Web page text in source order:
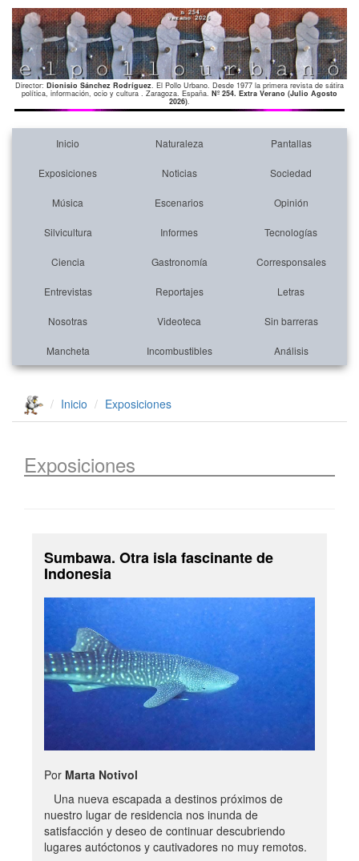
Director: Dionisio Sánchez Rodríguez. El Pollo Urbano. Desde 1977 la primera revista de sátira
política, información, ocio y cultura . Zaragoza. España. Nº 254. Extra Verano (Julio Agosto
2026).
Inicio Naturaleza Pantallas
Exposiciones Noticias Sociedad
Música Escenarios Opinión
Silvicultura Informes Tecnologías
Ciencia Gastronomía Corresponsales
Entrevistas Reportajes Letras
Nosotras Videoteca Sin barreras
Mancheta Incombustibles Análisis
Inicio Exposiciones
Exposiciones
Sumbawa. Otra isla fascinante de
Indonesia
Por Marta Notivol
Una nueva escapada a destinos próximos de
nuestro lugar de residencia nos inunda de
satisfacción y deseo de continuar descubriendo
lugares autóctonos y cautivadores no muy remotos.